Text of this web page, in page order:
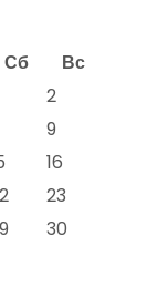
Сб
Вс
2
9
16
23
30